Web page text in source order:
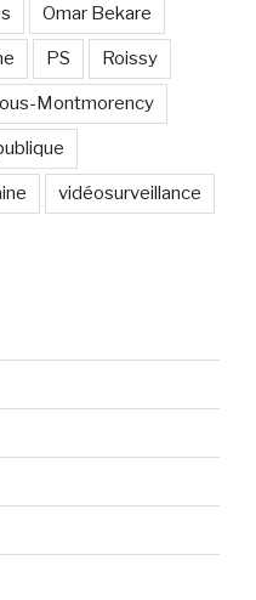
Omar Bekare
PS Roissy
Montmorency
vidéosurveillance